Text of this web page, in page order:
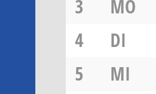
3
MO
4
DI
5
MI